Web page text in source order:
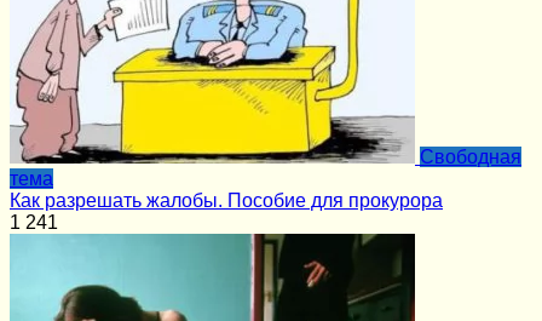
Cвободная
тема
Как разрешать жалобы. Пособие для прокурора
1 241